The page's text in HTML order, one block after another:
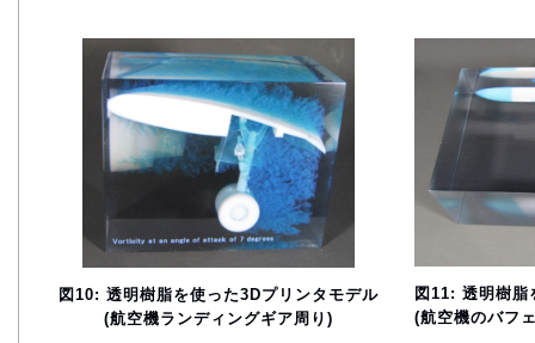
図10: 透明樹脂を使った3Dプリンタモデル
(航空機ランディングギア周り)
図11: 透明樹脂
(航空機のバフ